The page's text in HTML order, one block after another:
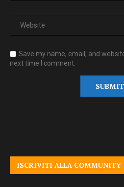
Save my name, email, and
next time I comment.
ISCRIVITI ALLA COMMUNITY